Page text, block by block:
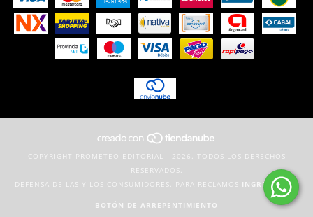
COPYRIGHT PROMETEO EDITORIAL - 2026. TODOS LOS DERECHOS
RESERVADOS.
DEFENSA DE LAS Y LOS CONSUMIDORES. PARA RECLAMOS INGRESÁ ACÁ.
BOTÓN DE ARREPENTIMIENTO